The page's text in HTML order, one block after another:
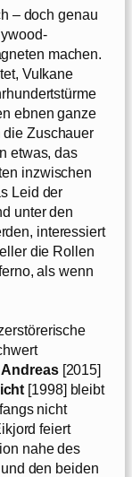
– doch genau
machen.
Vulkane
ebnen ganze
Zuschauer
etwas, das
inzwischen
Leid der
unter den
interessiert
die Rollen
als wenn
[2015]
[1998] bleibt
nicht
feiert
nahe des
den beiden